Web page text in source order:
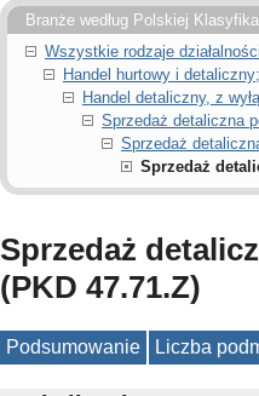
Branże według Polskiej
Wszystkie rodzaje działalności
Handel hurtowy i
Handel detaliczny, z
Sprzedaż detaliczna
Sprzedaż
Sprzedaż
Sprzedaż
(PKD 47.71.Z)
Podsumowanie Liczba